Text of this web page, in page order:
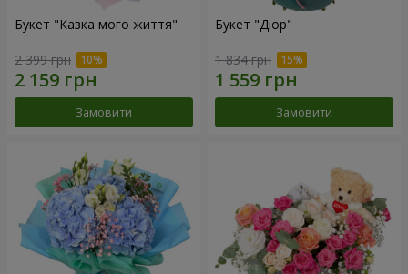
Букет "Казка мого життя"
2 399 грн
Замовити
Букет "Діор"
1 834 грн
Замовити